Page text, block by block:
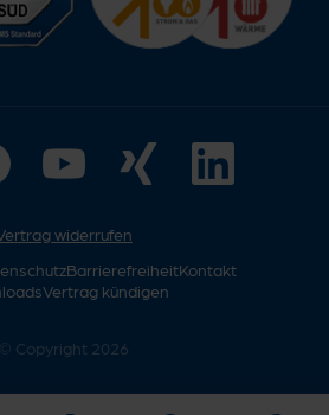
widerrufen
BarrierefreiheitKontakt
Vertrag kündigen
© Copyright 2026